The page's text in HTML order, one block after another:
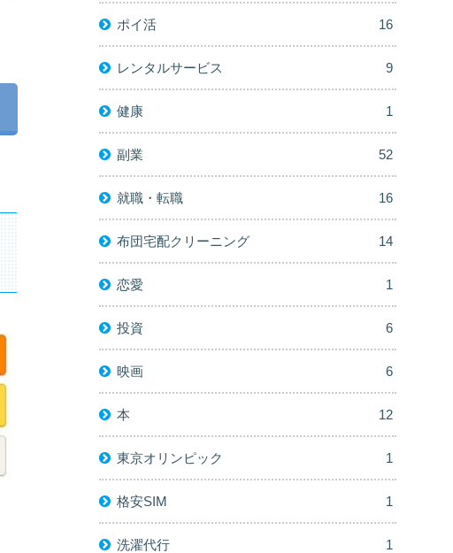
ポイ活 16
レンタルサービス 9
健康 1
副業 52
就職・転職 16
布団宅配クリーニング 14
恋愛 1
投資 6
映画 6
本 12
東京オリンピック 1
格安SIM 1
洗濯代行 1